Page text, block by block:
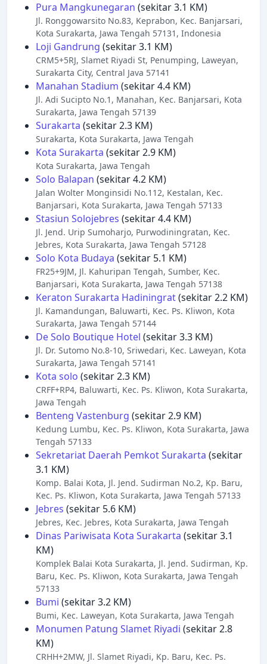
Pura Mangkunegaran (sekitar 3.1 KM)
Jl. Ronggowarsito No.83, Keprabon, Kec. Banjarsari,
Kota Surakarta, Jawa Tengah 57131, Indonesia
Loji Gandrung (sekitar 3.1 KM)
CRM5+5RJ, Slamet Riyadi St, Penumping, Laweyan,
Surakarta City, Central Java 57141
Manahan Stadium (sekitar 4.4 KM)
Jl. Adi Sucipto No.1, Manahan, Kec. Banjarsari, Kota
Surakarta, Jawa Tengah 57139
Surakarta (sekitar 2.3 KM)
Surakarta, Kota Surakarta, Jawa Tengah
Kota Surakarta (sekitar 2.9 KM)
Kota Surakarta, Jawa Tengah
Solo Balapan (sekitar 4.2 KM)
Jalan Wolter Monginsidi No.112, Kestalan, Kec.
Banjarsari, Kota Surakarta, Jawa Tengah 57133
Stasiun Solojebres (sekitar 4.4 KM)
Jl. Jend. Urip Sumoharjo, Purwodiningratan, Kec.
Jebres, Kota Surakarta, Jawa Tengah 57128
Solo Kota Budaya (sekitar 5.1 KM)
FR25+9JM, Jl. Kahuripan Tengah, Sumber, Kec.
Banjarsari, Kota Surakarta, Jawa Tengah 57138
Keraton Surakarta Hadiningrat(sekitar 2.2 KM)
Jl. Kamandungan, Baluwarti, Kec. Ps. Kliwon, Kota
Surakarta, Jawa Tengah 57144
De Solo Boutique Hotel (sekitar 3.3 KM)
Jl. Dr. Sutomo No.8-10, Sriwedari, Kec. Laweyan, Kota
Surakarta, Jawa Tengah 57141
Kota solo (sekitar 2.3 KM)
CRFF+RP4, Baluwarti, Kec. Ps. Kliwon, Kota Surakarta,
Jawa Tengah
Benteng Vastenburg (sekitar 2.9 KM)
Kedung Lumbu, Kec. Ps. Kliwon, Kota Surakarta, Jawa
Tengah 57133
Sekretariat Daerah Pemkot Surakarta (sekitar
3.1 KM)
Komp. Balai Kota, Jl. Jend. Sudirman No.2, Kp. Baru,
Kec. Ps. Kliwon, Kota Surakarta, Jawa Tengah 57133
Jebres (sekitar 5.6 KM)
Jebres, Kec. Jebres, Kota Surakarta, Jawa Tengah
Dinas Pariwisata Kota Surakarta (sekitar 3.1
KM)
Komplek Balai Kota Surakarta, Jl. Jend. Sudirman, Kp.
Baru, Kec. Ps. Kliwon, Kota Surakarta, Jawa Tengah
57133
Bumi (sekitar 3.2 KM)
Bumi, Kec. Laweyan, Kota Surakarta, Jawa Tengah
Monumen Patung Slamet Riyadi (sekitar 2.8
KM)
CRHH+2MW, Jl. Slamet Riyadi, Kp. Baru, Kec. Ps.